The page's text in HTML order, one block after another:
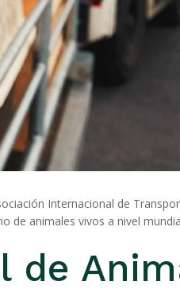
Internacional de
de animales vivos a nivel
de